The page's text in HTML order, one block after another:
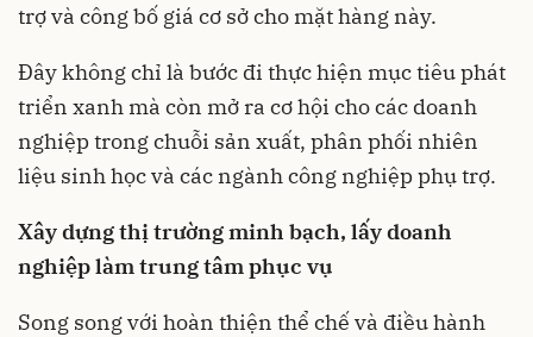
trợ và công bố giá cơ sở cho mặt hàng này.
Đây không chỉ là bước đi thực hiện mục tiêu phát
triển xanh mà còn mở ra cơ hội cho các doanh
nghiệp trong chuỗi sản xuất, phân phối nhiên
liệu sinh học và các ngành công nghiệp phụ trợ.
Xây dựng thị trường minh bạch, lấy doanh
nghiệp làm trung tâm phục vụ
Song song với hoàn thiện thể chế và điều hành